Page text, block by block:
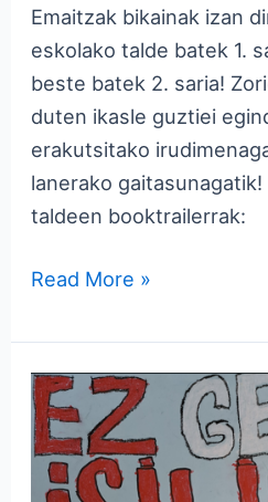
Emaitzak bikainak izan
eskolako talde batek 1.
beste batek 2. saria!
duten ikasle guztiei
erakutsitako
lanerako
taldeen booktrailerrak:
Read More »
Bullying-
aren
aurkako
eguna